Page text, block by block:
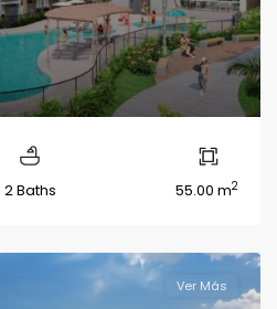
2 Baths 55.00 m2
Ver Más